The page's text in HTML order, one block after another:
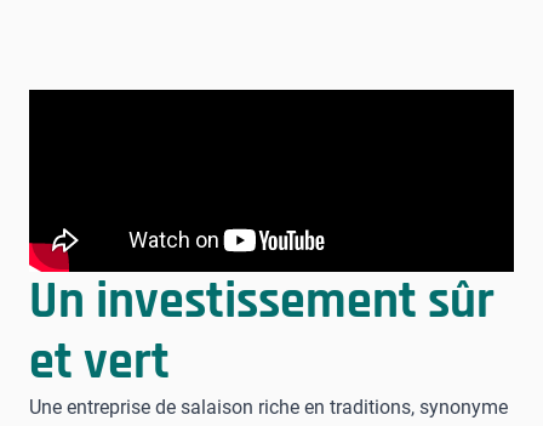
Un investissement sûr
et vert
Une entreprise de salaison riche en traditions, synonyme